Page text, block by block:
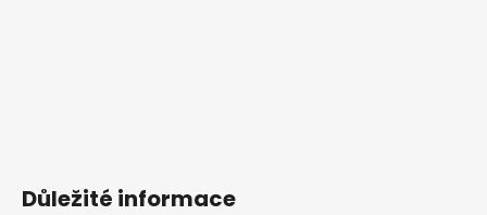
Důležité informace